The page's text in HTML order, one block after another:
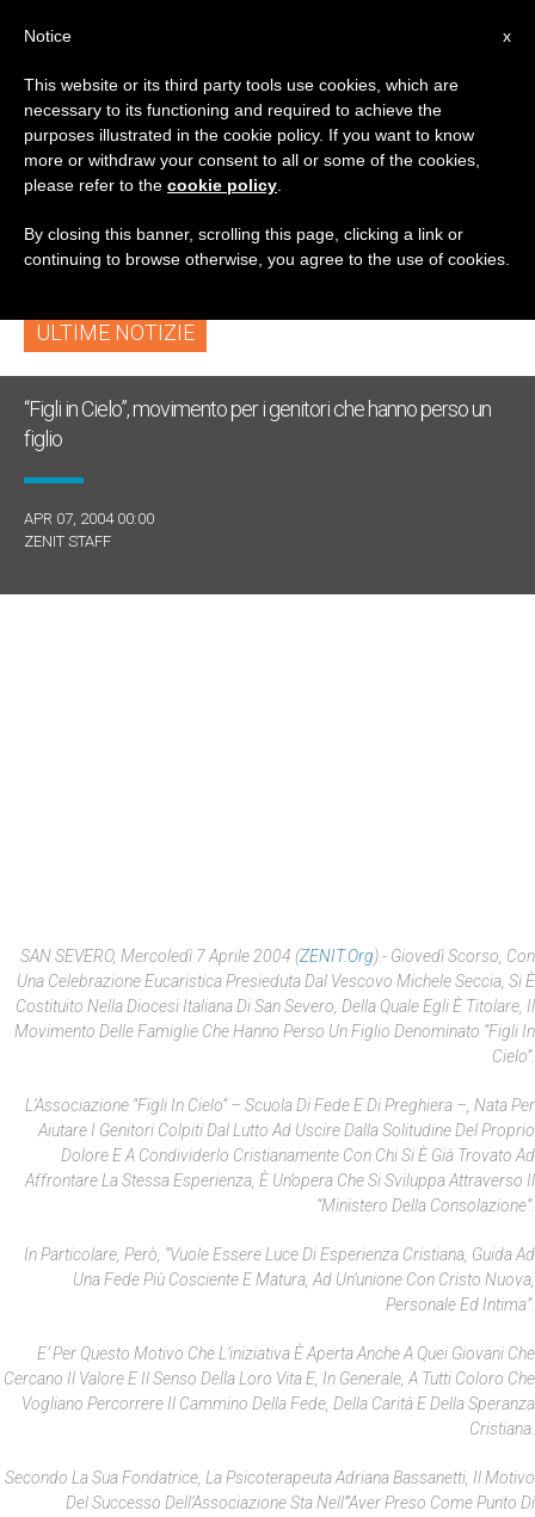
TAG
Posts Tagged
‘ethiopia’
ULTIME NOTIZIE
“Figli in Cielo”, movimento per i genitori che hanno perso un
figlio
APR 07, 2004 00:00
ZENIT STAFF
SAN SEVERO, Mercoledì 7 Aprile 2004 (ZENIT.org).- Giovedì Scorso, Con
Una Celebrazione Eucaristica Presieduta Dal Vescovo Michele Seccia, Si È
Costituito Nella Diocesi Italiana Di San Severo, Della Quale Egli È Titolare, Il
Movimento Delle Famiglie Che Hanno Perso Un Figlio Denominato “Figli In
Cielo”.
L’Associazione “Figli In Cielo” – Scuola Di Fede E Di Preghiera –, Nata Per
Aiutare I Genitori Colpiti Dal Lutto Ad Uscire Dalla Solitudine Del Proprio
Dolore E A Condividerlo Cristianamente Con Chi Si È Già Trovato Ad
Affrontare La Stessa Esperienza, È Un’opera Che Si Sviluppa Attraverso Il
“ministero Della Consolazione”.
In Particolare, Però, “vuole Essere Luce Di Esperienza Cristiana, Guida Ad
Una Fede Più Cosciente E Matura, Ad Un’unione Con Cristo Nuova,
Personale Ed Intima”.
E’ Per Questo Motivo Che L’iniziativa È Aperta Anche A Quei Giovani Che
Cercano Il Valore E Il Senso Della Loro Vita E, In Generale, A Tutti Coloro Che
Vogliano Percorrere Il Cammino Della Fede, Della Carità E Della Speranza
Cristiana.
Secondo La Sua Fondatrice, La Psicoterapeuta Adriana Bassanetti, Il Motivo
Del Successo Dell’Associazione Sta Nell’“aver Preso Come Punto Di
x
Notice
This website or its third party tools use cookies, which are
necessary to its functioning and required to achieve the
purposes illustrated in the cookie policy. If you want to know
more or withdraw your consent to all or some of the cookies,
please refer to the cookie policy
By closing this banner, scrolling this page, clicking a link or
continuing to browse otherwise, you agree to the use of cookies.